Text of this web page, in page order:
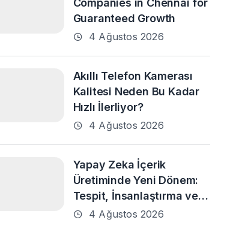
Companies in Chennai for
Guaranteed Growth
4 Ağustos 2026
Akıllı Telefon Kamerası
Kalitesi Neden Bu Kadar
Hızlı İlerliyor?
4 Ağustos 2026
Yapay Zeka İçerik
Üretiminde Yeni Dönem:
Tespit, İnsanlaştırma ve
Daha Fazlası
4 Ağustos 2026